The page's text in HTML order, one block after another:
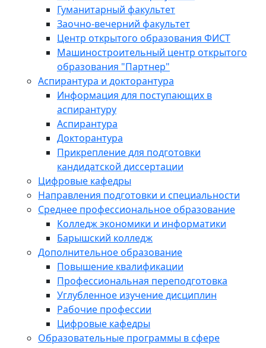
Гуманитарный факультет
Заочно-вечерний факультет
Центр открытого образования ФИСТ
Машиностроительный центр открытого
образования "Партнер"
Аспирантура и докторантура
Информация для поступающих в
аспирантуру
Аспирантура
Докторантура
Прикрепление для подготовки
кандидатской диссертации
Цифровые кафедры
Направления подготовки и специальности
Среднее профессиональное образование
Колледж экономики и информатики
Барышский колледж
Дополнительное образование
Повышение квалификации
Профессиональная переподготовка
Углубленное изучение дисциплин
Рабочие профессии
Цифровые кафедры
Образовательные программы в сфере